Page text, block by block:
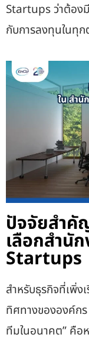
Startups ว่าต้องมี
กับการลงทุนในทุก
ปัจจัยสำคั
เลือกสำนัก
Startups
สำหรับธุรกิจที่เพิ่
ทิศทางขององค์กร
ทีมในอนาคต” คือ